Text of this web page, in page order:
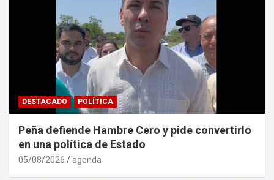
DESTACADO POLÍTICA
Peña defiende Hambre Cero y pide convertirlo
en una política de Estado
05/08/2026 agenda